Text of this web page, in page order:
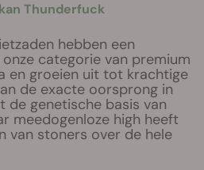
Thunderfuck
hebben een
categorie van premium
en groeien uit tot krachtige
de exacte oorsprong in
de genetische basis van
meedogenloze high heeft
van stoners over de hele